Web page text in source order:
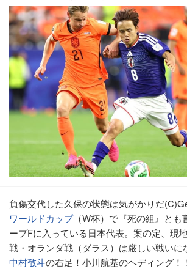
負傷交代した久保の状態は気がかりだ
ワールドカップ（W杯）で『死の組』とも
ープFに入っている日本代表。案の定、現
戦・オランダ戦（ダラス）は厳しい戦いに
中村敬斗の右足！小川航基のヘディング！